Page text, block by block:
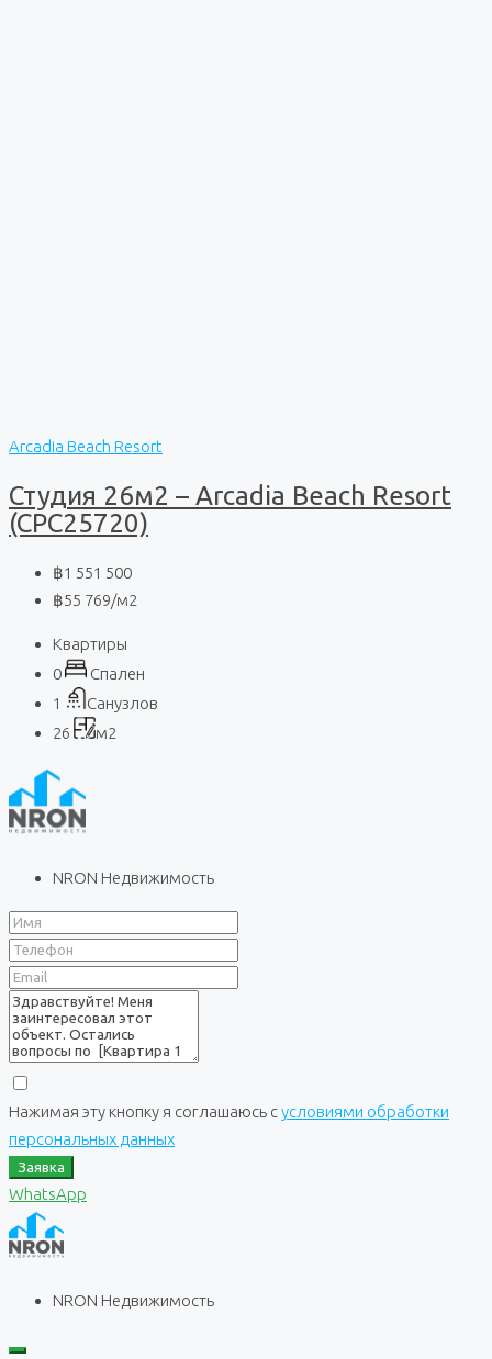
Arcadia Beach Resort
Студия 26м2 – Arcadia Beach Resort
(CPC25720)
฿1 551 500
฿55 769/м2
Квартиры
0
Спален
1
Санузлов
26
м2
NRON Недвижимость
Нажимая эту кнопку я соглашаюсь сусловиями обработки
персональных данных
Заявка
WhatsApp
NRON Недвижимость